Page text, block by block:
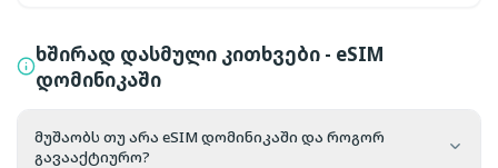
ხშირად დასმული კითხვები - eSIM
დომინიკაში
მუშაობს თუ არა eSIM დომინიკაში და როგორ
გავააქტიურო?